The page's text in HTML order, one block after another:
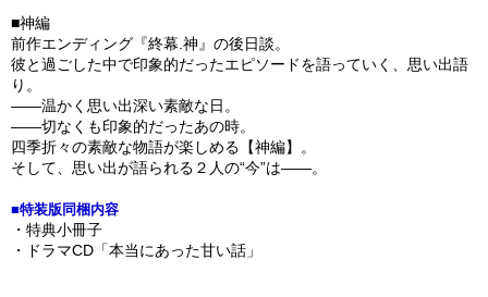
■神編
前作エンディング『終幕.神』の後日談。
彼と過ごした中で印象的だったエピソードを語っていく、思い出語
り。
――温かく思い出深い素敵な日。
――切なくも印象的だったあの時。
四季折々の素敵な物語が楽しめる【神編】。
そして、思い出が語られる２人の“今”は――。
■特装版同梱内容
・特典小冊子
・ドラマCD「本当にあった甘い話」